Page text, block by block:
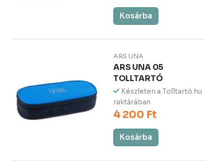
Kosárba
ARS UNA
ARS UNA 05
TOLLTARTÓ
Készleten a Tolltartó.hu
raktárában
4 200 Ft
Kosárba